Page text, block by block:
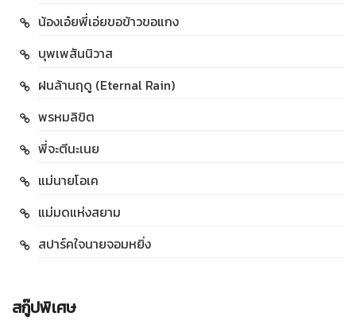
น้องเอ๋ยพี่เอ่ยขอข้าวขอแกง
บุพเพสันนิวาส
ฝนล้านฤดู (Eternal Rain)
พรหมลิขิต
พี่จะตีนะเนย
แม่นายโอเค
แม่มดแห่งสยาม
สปาร์คใจนายจอมหยิ่ง
สกู๊ปพิเศษ